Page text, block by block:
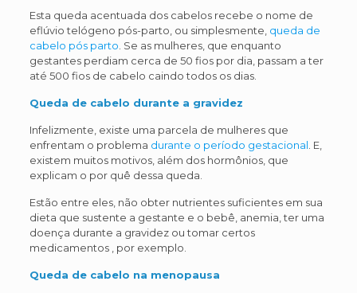
Esta queda acentuada dos cabelos recebe o nome de
eflúvio telógeno pós-parto, ou simplesmente, queda de
cabelo pós parto . Se as mulheres, que enquanto
gestantes perdiam cerca de 50 fios por dia, passam a ter
até 500 fios de cabelo caindo todos os dias.
Queda de cabelo durante a gravidez
Infelizmente, existe uma parcela de mulheres que
enfrentam o problema durante o período gestacional . E,
existem muitos motivos, além dos hormônios, que
explicam o por quê dessa queda.
Estão entre eles, não obter nutrientes suficientes em sua
dieta que sustente a gestante e o bebê, anemia, ter uma
doença durante a gravidez ou tomar certos
medicamentos , por exemplo.
Queda de cabelo na menopausa